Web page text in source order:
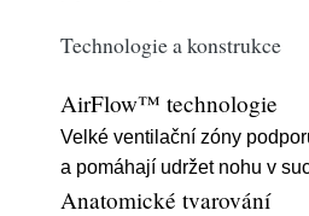
Technologie a konstrukce
AirFlow™ technologie
Velké ventilační zóny
a pomáhají udržet nohu v
Anatomické tvarování